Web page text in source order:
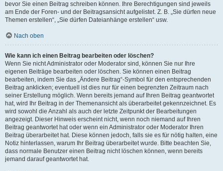
bevor Sie einen Beitrag schreiben können. Ihre Berechtigungen sind jeweils
am Ende der Foren- und der Beitragsansicht aufgelistet. Z. B. „Sie dürfen neue
Themen erstellen“, „Sie dürfen Dateianhänge erstellen“ usw.
Nach oben
Wie kann ich einen Beitrag bearbeiten oder löschen?
Wenn Sie nicht Administrator oder Moderator sind, können Sie nur Ihre
eigenen Beiträge bearbeiten oder löschen. Sie können einen Beitrag
bearbeiten, indem Sie das „Ändere Beitrag“-Symbol für den entsprechenden
Beitrag anklicken; eventuell ist dies nur für einen begrenzten Zeitraum nach
seiner Erstellung möglich. Wenn bereits jemand auf Ihren Beitrag geantwortet
hat, wird Ihr Beitrag in der Themenansicht als überarbeitet gekennzeichnet. Es
wird sowohl die Anzahl als auch der letzte Zeitpunkt der Bearbeitungen
angezeigt. Dieser Hinweis erscheint nicht, wenn noch niemand auf Ihren
Beitrag geantwortet hat oder wenn ein Administrator oder Moderator Ihren
Beitrag überarbeitet hat. Diese können jedoch, falls sie es für nötig halten, eine
Notiz hinterlassen, warum Ihr Beitrag überarbeitet wurde. Bitte beachten Sie,
dass normale Benutzer einen Beitrag nicht löschen können, wenn bereits
jemand darauf geantwortet hat.